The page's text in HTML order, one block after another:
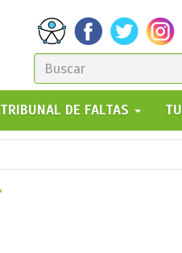
FORMULARIO
DE
BÚSQUEDA
GO!
TRIBUNAL DE FALTAS